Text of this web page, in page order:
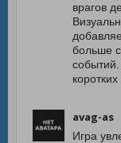
врагов
больше
avag-as
Игра